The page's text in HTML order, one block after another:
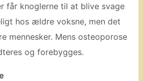
får knoglerne til at blive svage
hos ældre voksne, men det
mennesker. Mens osteoporose
og forebygges.